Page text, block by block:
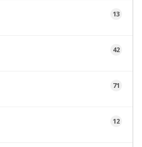
13
42
71
12